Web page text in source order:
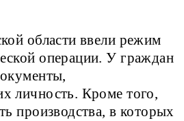
области ввели режим
операции. У граждан
личность. Кроме того,
производства, в которых